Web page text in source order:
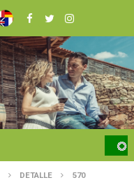
DETALLE 570